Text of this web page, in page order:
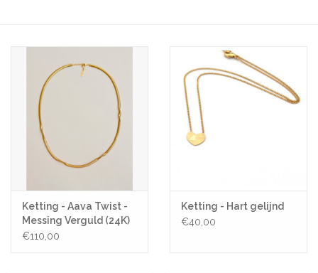
Koopjes
Cadeaubonnen
Ketting - Aava Twist -
Messing Verguld (24K)
€110,00
Ketting - Hart gelijnd
€40,00